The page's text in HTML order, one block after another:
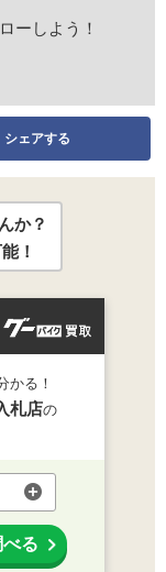
ーしよう！
シェアする
か？
！
かる！
札店の
る